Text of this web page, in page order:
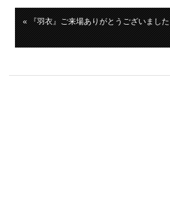
« 『羽衣』ご来場ありがとうございました